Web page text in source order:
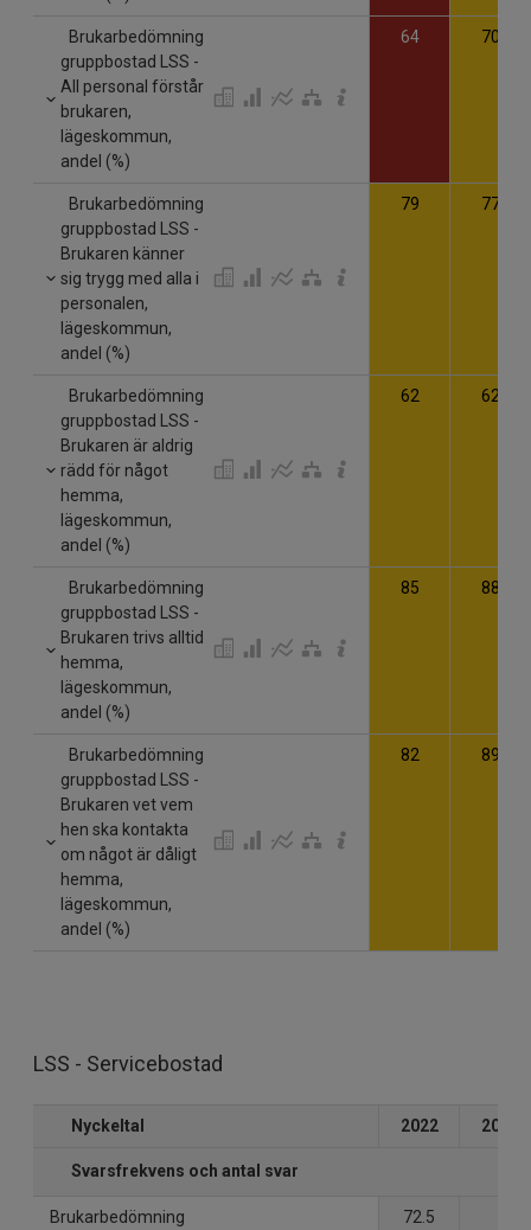
Brukarbedömning
gruppbostad LSS -
All personal förstår
brukaren,
lägeskommun,
andel (%)
64 70
Brukarbedömning
gruppbostad LSS -
Brukaren känner
sig trygg med alla i
personalen,
lägeskommun,
andel (%)
79 77
Brukarbedömning
gruppbostad LSS -
Brukaren är aldrig
rädd för något
hemma,
lägeskommun,
andel (%)
62 62
Brukarbedömning
gruppbostad LSS -
Brukaren trivs alltid
hemma,
lägeskommun,
andel (%)
85 88
Brukarbedömning
gruppbostad LSS -
Brukaren vet vem
hen ska kontakta
om något är dåligt
hemma,
lägeskommun,
andel (%)
82 89
LSS - Servicebostad
Nyckeltal 2022 2023
Svarsfrekvens och antal svar
Brukarbedömning
72.5